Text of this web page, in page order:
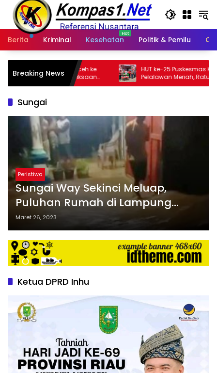
Langsung
konten
Berita
Kriminal Kesehatan Politik & Pemilu
Breaking News
ke
HUT ke-25 Puskesmas Kerumutan
Pelalawan Meriah, Ratusan Warga Ikuti
Jalan Santai dan Cek Kesehatan Gratis
Sungai
Peristiwa
Sungai Way Sekinci Meluap,
Puluhan Rumah di Lampung
Utara Terendam Banjir
Maret 26, 2023
Ketua DPRD Inhu